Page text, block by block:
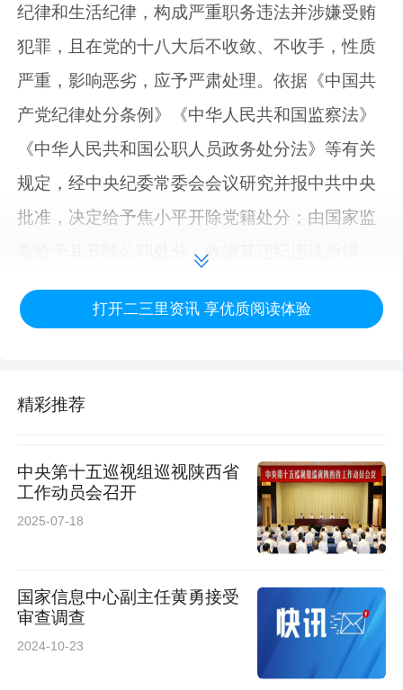
纪律和生活纪律，构成严重职务违法并涉嫌受贿
犯罪，且在党的十八大后不收敛、不收手，性质
严重，影响恶劣，应予严肃处理。依据《中国共
产党纪律处分条例》《中华人民共和国监察法》
《中华人民共和国公职人员政务处分法》等有关
规定，经中央纪委常委会会议研究并报中共中央
批准，决定给予焦小平开除党籍处分；由国家监
委给予其开除公职处分；收缴其违纪违法所得；
将其涉嫌犯罪问题移送检察机关依法审查起诉，
所涉财物一并移送。
打开二三里资讯 享优质阅读体验
精彩推荐
中央第十五巡视组巡视陕西省
工作动员会召开
2025-07-18
国家信息中心副主任黄勇接受
审查调查
2024-10-23